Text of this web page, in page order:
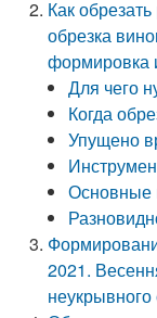
Как
обрезка
формировка
Для чего
Когда
Упущено
Основные
2021.